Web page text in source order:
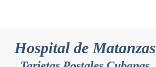
Hospital de Matanzas